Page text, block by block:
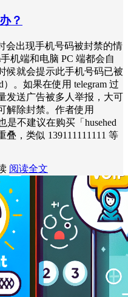
？
会出现手机号码被封禁的情
机端和电脑 PC 端都会自
候就会提示此手机号码已被
）。如果在使用 telegram 过
发送广告被多人举报，大可
解除封禁。作者使用
是不建议在购买「husehed
，类似 139111111111 等
阅读全文